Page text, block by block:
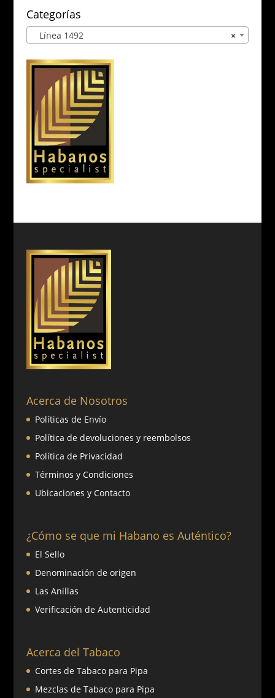
Categorías
×
Línea 1492
Acerca de Nosotros
Políticas de Envío
Política de devoluciones y reembolsos
Política de Privacidad
Términos y Condiciones
Ubicaciones y Contacto
¿Cómo se que mi Habano es Auténtico?
El Sello
Denominación de origen
Las Anillas
Verificación de Autenticidad
Acerca del Tabaco
Cortes de Tabaco para Pipa
Mezclas de Tabaco para Pipa